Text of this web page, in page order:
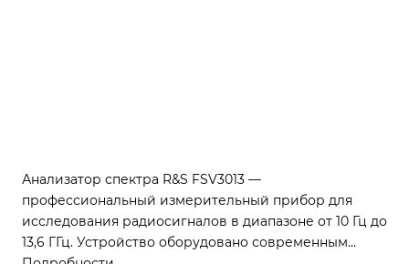
Анализатор спектра R&S FSV3013 —
профессиональный измерительный прибор для
исследования радиосигналов в диапазоне от 10 Гц до
13,6 ГГц. Устройство оборудовано современным